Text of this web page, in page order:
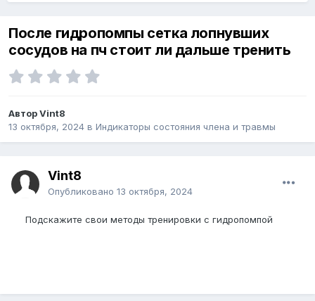
После гидропомпы сетка лопнувших
сосудов на пч стоит ли дальше тренить
Автор Vint8
13 октября, 2024 в Индикаторы состояния члена и травмы
Vint8
Опубликовано 13 октября, 2024
Подскажите свои методы тренировки с гидропомпой